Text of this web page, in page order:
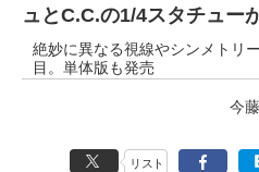
ュとC.C.の1/4スタチュー
絶妙に異なる視線やシンメトリ
目。単体版も発売
今
リスト